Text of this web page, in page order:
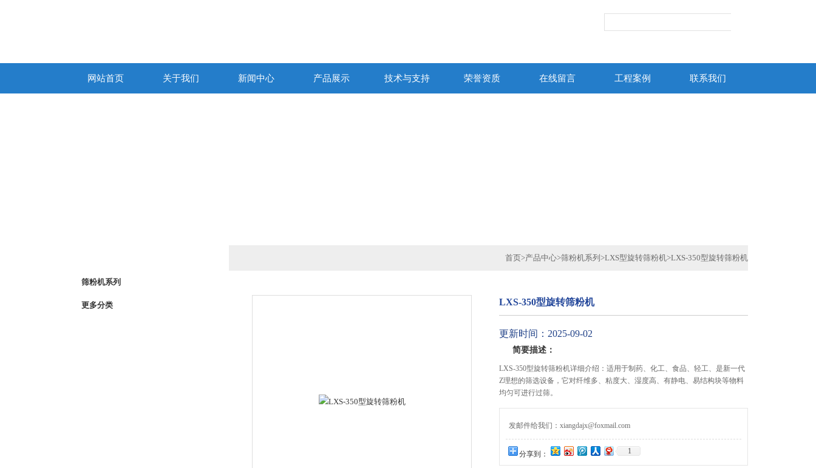
网站首页 关于我们 新闻中心 产品展示 技术与支持 荣誉资质 在线留言 工程案例 联系我们
筛粉机系列
更多分类
首页>产品中心>筛粉机系列 >LXS型旋转筛粉机>LXS-350型旋转筛粉机
LXS-350型旋转筛粉机
更新时间：2025-09-02
简要描述：
LXS-350型旋转筛粉机详细介绍：适用于制药、化工、食品、轻工、是新一代
Z理想的筛选设备，它对纤维多、粘度大、湿度高、有静电、易结构块等物料
均匀可进行过筛。
发邮件给我们：xiangdajx@foxmail.com
分享到： 1